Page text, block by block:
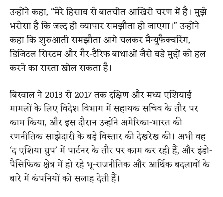
उन्होंने कहा, “मेरे हिसाब से बातचीत आखिरी चरण में है। मुझे
भरोसा है कि जल्द ही व्यापार समझौता हो जाएगा।” उन्होंने
कहा कि शुरुआती समझौता आगे चलकर मैन्युफैक्चरिंग,
डिजिटल सिस्टम और गैर-टैरिफ बाधाओं जैसे बड़े मुद्दों को हल
करने का रास्ता खोल सकता है।
बिस्वाल ने 2013 से 2017 तक दक्षिण और मध्य एशियाई
मामलों के लिए विदेश विभाग में सहायक सचिव के तौर पर
काम किया, और इस दौरान उन्होंने अमेरिका-भारत की
रणनीतिक साझेदारी के बड़े विस्तार की देखरेख की। अभी वह
‘द एशिया ग्रुप’ में पार्टनर के तौर पर काम कर रही हैं, और इंडो-
पैसिफिक क्षेत्र में हो रहे भू-राजनीतिक और आर्थिक बदलावों के
बारे में कंपनियों को सलाह देती हैं।